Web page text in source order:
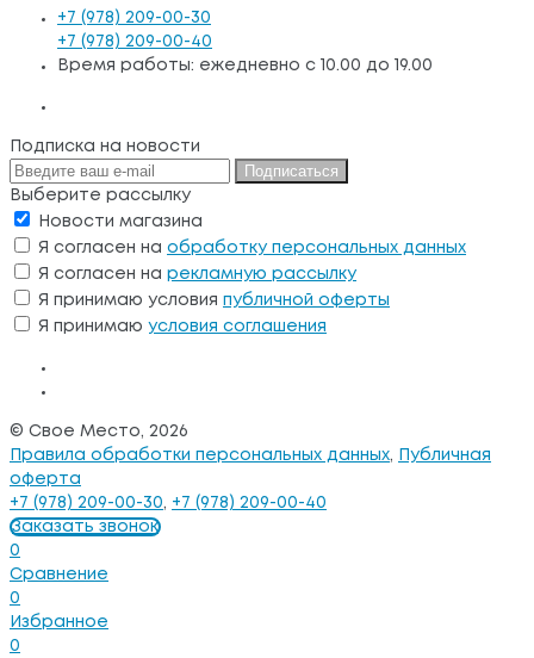
+7 (978) 209-00-30
+7 (978) 209-00-40
Время работы: ежедневно с 10.00 до 19.00
Подписка на новости
Подписаться
Выберите рассылку
Новости магазина
Я согласен на обработку персональных данных
Я согласен на рекламную рассылку
Я принимаю условия
публичной оферты
Я принимаю условия соглашения
© Свое Место, 2026
Правила обработки персональных данных,
Публичная
оферта
+7 (978) 209-00-30, +7 (978) 209-00-40
Заказать звонок
0
Сравнение
0
Избранное
0